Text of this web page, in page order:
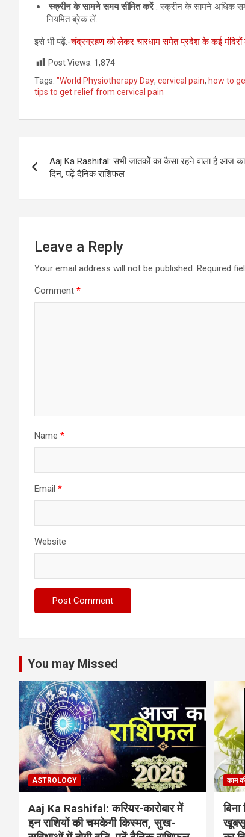
स्क्रीन के सामने समय सीमित करें: स्क्रीन के सामने अधिक
नियमित ब्रेक लें.
इसे भी पढ़ें:-चंद्रग्रहण को लेकर चारधाम समेत प्रदेश के कई
Post Views: 1,874
Tags: "World Physiotherapy Day, cervical pain, how to
tips to get relief from cervical pain
navigation
Aaj Ka Rashifal: सभी जातकों का कैसा रहने वाला है आज का
दिन, पढ़ें दैनिक राशिफल
Leave a Reply
Your email address will not be published. Required
Comment *
Name *
Email *
Website
You may Missed
ASTROLOGY
Aaj Ka Rashifal: करियर-कारोबार में
इन राशियों की चमकेगी किस्मत, सुख-
काम